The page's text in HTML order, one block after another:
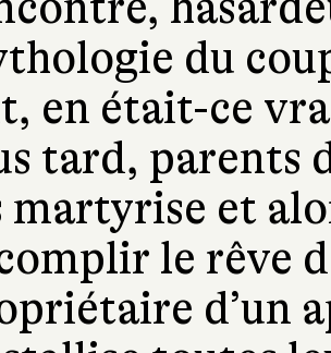
du
en était-ce
tard, parents
martyrise et
le rêve
d’un